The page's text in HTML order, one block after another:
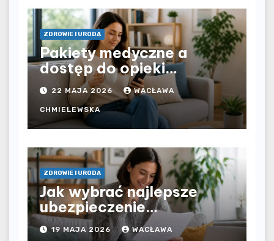
ZDROWIE I URODA
Pakiety medyczne a
dostęp do opieki
zdrowotnej bez
ograniczeń czasowych –
czy prywatna opieka daje
większą swobodę?
22 MAJA 2026 WACŁAWA
CHMIELEWSKA
ZDROWIE I URODA
Jak wybrać najlepsze
ubezpieczenie
komunikacyjne i uniknąć
kosztownych błędów?
19 MAJA 2026 WACŁAWA